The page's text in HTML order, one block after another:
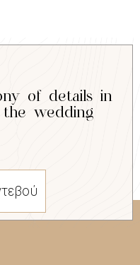
of details in
wedding